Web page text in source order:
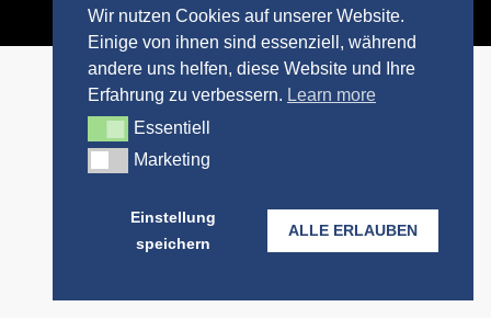
Footer
Wir nutzen Cookies auf unserer Website.
Einige von ihnen sind essenziell, während
andere uns helfen, diese Website und Ihre
Erfahrung zu verbessern. Learn more
EssentiellEssentiell
MarketingMarketing
Einstellung
speichern
ALLE ERLAUBEN